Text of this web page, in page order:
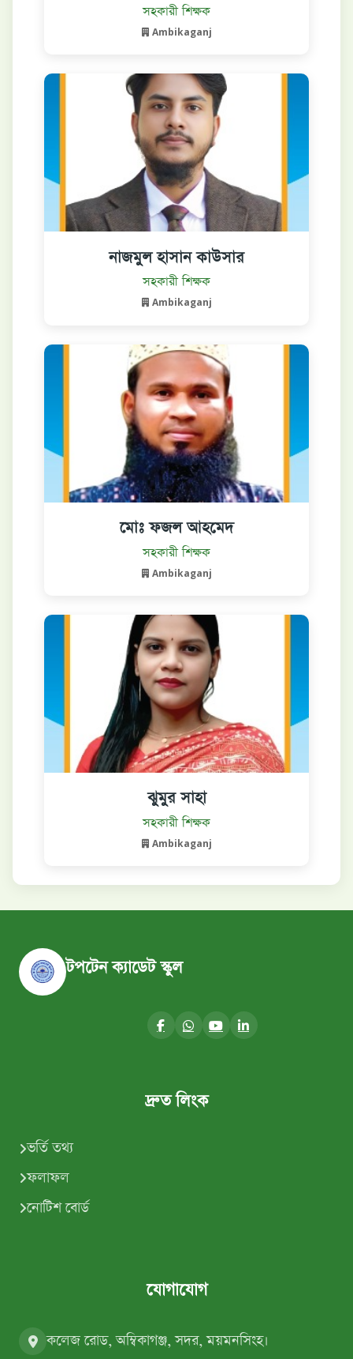
সহকারী শিক্ষক
Ambikaganj
বিস্তারিত দেখুন
নাজমুল হাসান কাউসার
সহকারী শিক্ষক
Ambikaganj
বিস্তারিত দেখুন
মোঃ ফজল আহমেদ
সহকারী শিক্ষক
Ambikaganj
বিস্তারিত দেখুন
ঝুমুর সাহা
সহকারী শিক্ষক
Ambikaganj
টপটেন ক্যাডেট স্কুল
দ্রুত লিংক
ভর্তি তথ্য
ফলাফল
নোটিশ বোর্ড
যোগাযোগ
কলেজ রোড, অম্বিকাগঞ্জ, সদর, ময়মনসিংহ।